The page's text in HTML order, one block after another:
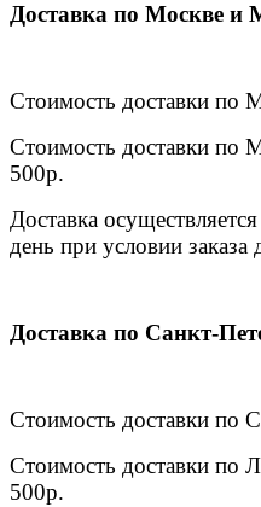
Доставка по Москве и
Стоимость доставки по
Стоимость доставки по
500р.
Доставка
день при условии заказа
Доставка по Санкт-
Стоимость доставки по
Стоимость доставки по
500р.